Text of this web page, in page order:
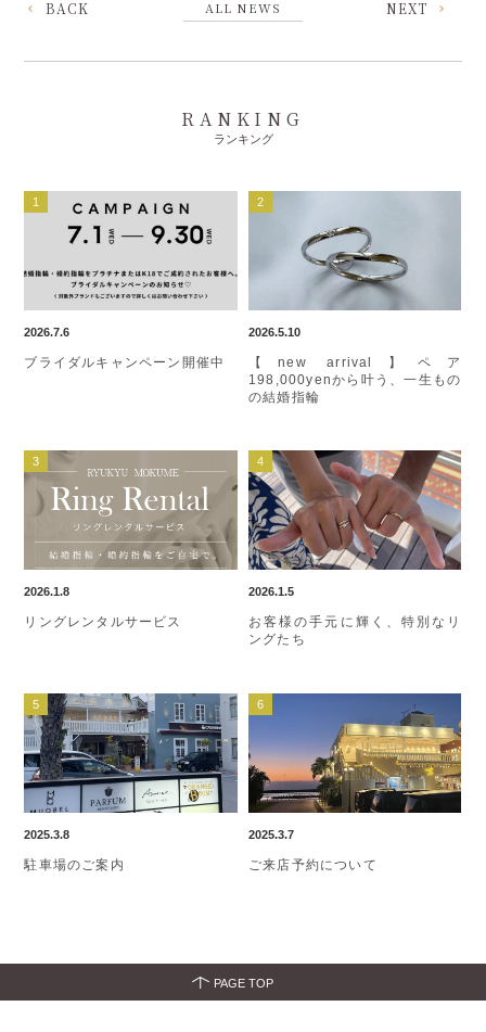
BACK ALL NEWS NEXT
RANKING
ランキング
2026.7.6
ブライダルキャンペーン開催中
2026.5.10
【new arrival】ペア
198,000yenから叶う、一生もの
の結婚指輪
2026.1.8
リングレンタルサービス
2026.1.5
お客様の手元に輝く、特別なリ
ングたち
2025.3.8
駐車場のご案内
2025.3.7
ご来店予約について
PAGE TOP